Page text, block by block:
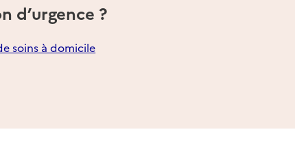
d’urgence ?
soins à domicile